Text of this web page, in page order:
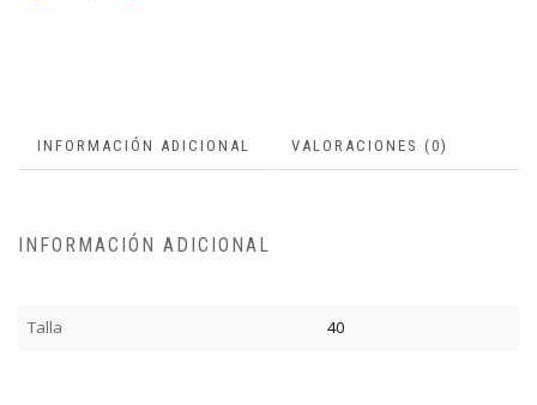
INFORMACIÓN ADICIONAL VALORACIONES (0)
INFORMACIÓN ADICIONAL
Talla 40